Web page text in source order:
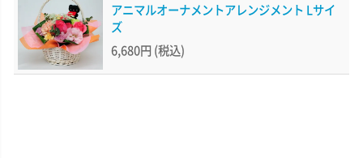
アニマルオーナメントアレンジメント Lサイ
ズ
6,680円 (税込)